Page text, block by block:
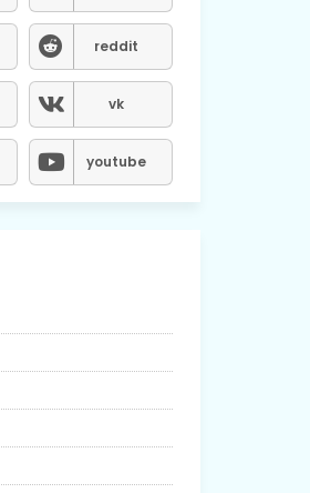
reddit
vk
youtube